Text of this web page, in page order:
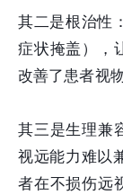
其二是根治性
症状掩盖），
改善了患者视
其三是生理兼
视远能力难以
者在不损伤远